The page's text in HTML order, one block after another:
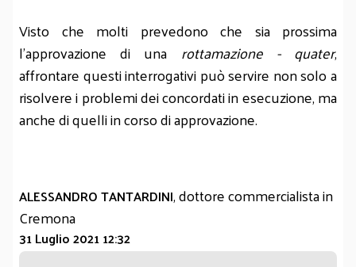
Visto che molti prevedono che sia prossima
l'approvazione di una rottamazione - quater,
affrontare questi interrogativi può servire non solo a
risolvere i problemi dei concordati in esecuzione, ma
anche di quelli in corso di approvazione.
ALESSANDRO TANTARDINI, dottore commercialista in
Cremona
31 Luglio 2021 12:32